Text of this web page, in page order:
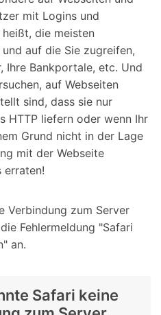
mit Logins und
die meisten
auf die Sie zugreifen,
Ihre Bankportale, etc. Und
auf Webseiten
sind, dass sie nur
HTTP liefern oder wenn Ihr
Grund nicht in der Lage
mit der Webseite
erraten!
Verbindung zum Server
Fehlermeldung "Safari
an.
Safari keine